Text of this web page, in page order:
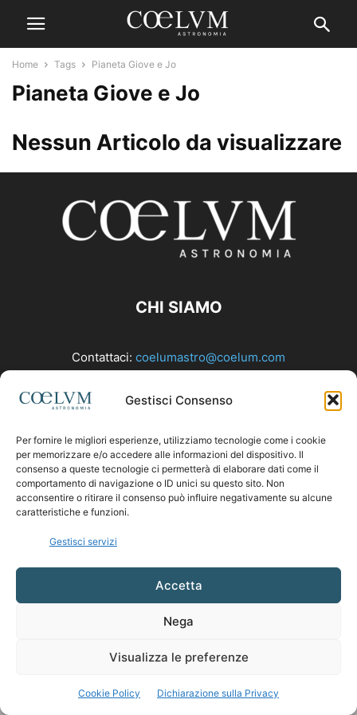
Gestisci Consenso
Per fornire le migliori esperienze, utilizziamo tecnologie come i cookie
per memorizzare e/o accedere alle informazioni del dispositivo. Il
consenso a queste tecnologie ci permetterà di elaborare dati come il
comportamento di navigazione o ID unici su questo sito. Non
acconsentire o ritirare il consenso può influire negativamente su alcune
caratteristiche e funzioni.
Gestisci servizi
Accetta
Nega
Visualizza le preferenze
Cookie Policy Dichiarazione sulla Privacy
Home Tags Pianeta Giove e Jo
Pianeta Giove e Jo
Nessun Articolo da visualizzare
CHI SIAMO
Contattaci: coelumastro@coelum.com
SEGUICI